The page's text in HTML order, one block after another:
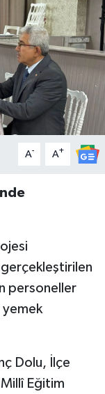
A- A+
gerçekleştirilen
personeller
yemek
Dolu, İlçe
Eğitim